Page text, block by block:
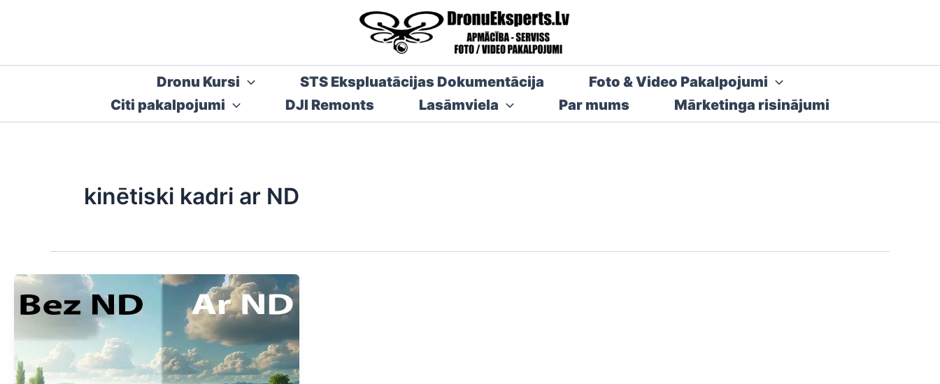
Dronu Kursi STS Ekspluatācijas Dokumentācija
Foto & Video Pakalpojumi
Citi pakalpojumi
DJI Remonts Lasāmviela Par mums Mārketinga risinājumi
kinētiski kadri ar ND